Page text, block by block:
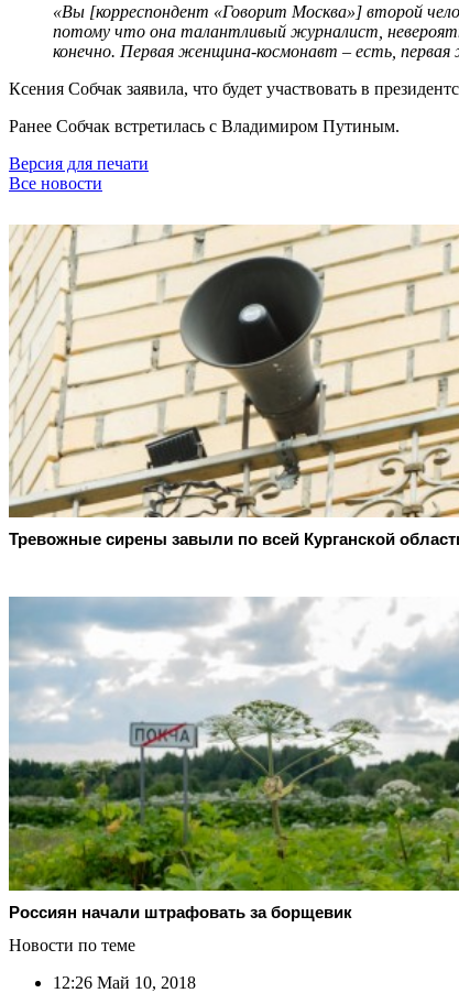
«Вы [корреспондент «Говорит Москва»] второй
потому что она талантливый журналист,
конечно. Первая женщина-космонавт – есть,
Ксения Собчак заявила, что будет участвовать в
Ранее Собчак встретилась с Владимиром Путиным.
Версия для печати
Все новости
Тревожные сирены завыли по всей Курганской
Россиян начали штрафовать за борщевик
Новости по теме
12:26 Май 10, 2018